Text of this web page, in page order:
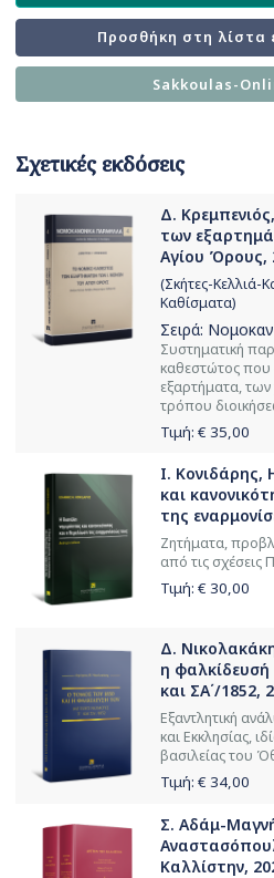
Προσθήκη στη λίστα
Sakkoulas-
Σχετικές εκδόσεις
Δ.
των
Αγίου Όρους,
(Σκήτες-Κελλιά-
Καθίσματα)
Σειρά:
Συστηματική
καθεστώτος που
εξαρτήματα, των
τρόπου
Τιμή: € 35,00
Ι. Κονιδάρης,
και
της
Ζητήματα,
από τις σχέσεις
Τιμή: € 30,00
Δ.
η
και ΣΑ΄/1852,
Εξαντλητική
και Εκκλησίας,
βασιλείας του
Τιμή: € 34,00
Σ. Αδάμ-
Καλλίστην,